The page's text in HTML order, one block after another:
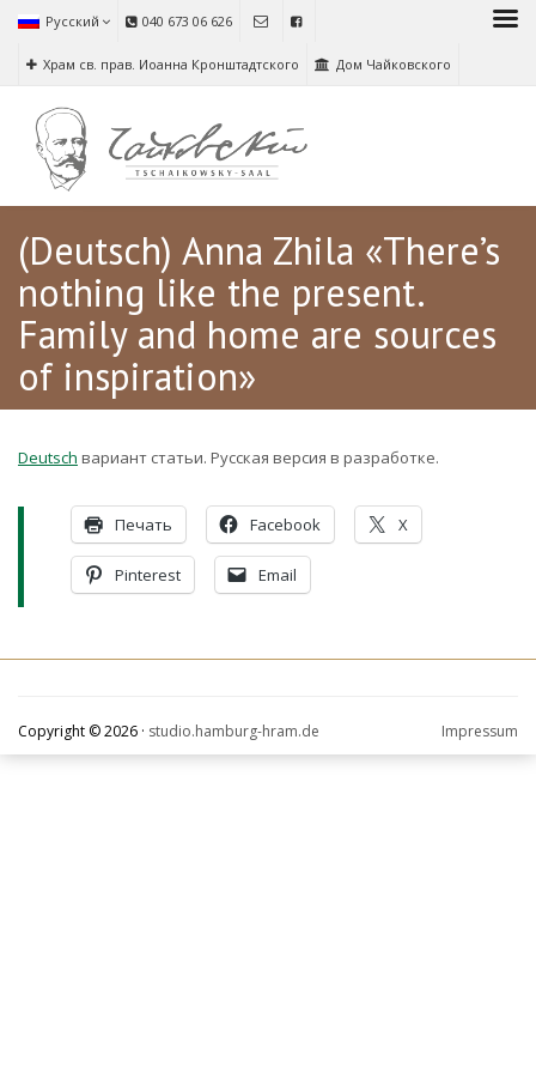
Русский 040 673 06 626
Храм св. прав. Иоанна Кронштадтского Дом Чайковского
(Deutsch) Anna Zhila «There’s
nothing like the present.
Family and home are sources
of inspiration»
Deutsch вариант статьи. Русская версия в разработке.
Печать Facebook X
Pinterest Email
Copyright © 2026 · studio.hamburg-hram.de Impressum